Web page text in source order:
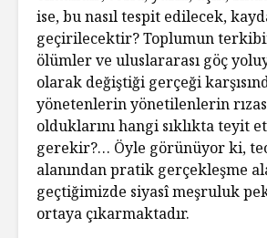
ise, bu nasıl tespit edilecek,
geçirilecektir? Toplumun
ölümler ve uluslararası göç
olarak değiştiği gerçeği
yönetenlerin yönetilenlerin
olduklarını hangi sıklıkta teyit
gerekir?… Öyle görünüyor ki,
alanından pratik gerçekleşme
geçtiğimizde siyasî meşruluk
ortaya çıkarmaktadır.